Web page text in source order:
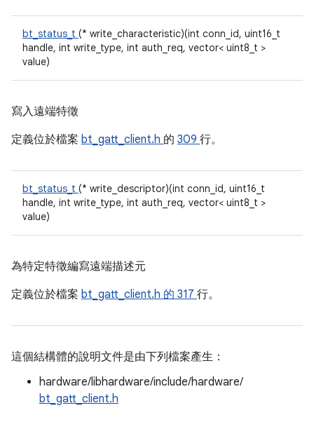
bt_status_t (* write_characteristic)(int conn_id, uint16_t
handle, int write_type, int auth_req, vector< uint8_t >
value)
寫入遠端特徵
定義位於檔案 bt_gatt_client.h 的 309 行。
bt_status_t (* write_descriptor)(int conn_id, uint16_t
handle, int write_type, int auth_req, vector< uint8_t >
value)
為特定特徵編寫遠端描述元
定義位於檔案 bt_gatt_client.h 的 317 行。
這個結構體的說明文件是由下列檔案產生：
hardware/libhardware/include/hardware/
bt_gatt_client.h